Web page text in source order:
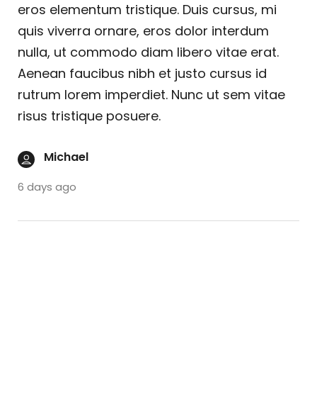
eros elementum tristique. Duis cursus, mi
quis viverra ornare, eros dolor interdum
nulla, ut commodo diam libero vitae erat.
Aenean faucibus nibh et justo cursus id
rutrum lorem imperdiet. Nunc ut sem vitae
risus tristique posuere.
Michael
6 days ago